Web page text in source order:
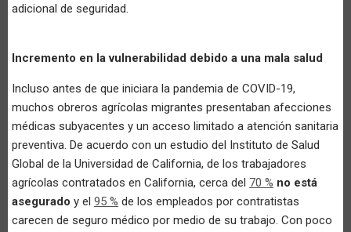
adicional de seguridad.
Incremento en la vulnerabilidad debido a una mala salud
Incluso antes de que iniciara la pandemia de COVID-19,
muchos obreros agrícolas migrantes presentaban afecciones
médicas subyacentes y un acceso limitado a atención sanitaria
preventiva. De acuerdo con un estudio del Instituto de Salud
Global de la Universidad de California, de los trabajadores
agrícolas contratados en California, cerca del 70 % no está
asegurado y el 95 % de los empleados por contratistas
carecen de seguro médico por medio de su trabajo. Con poco